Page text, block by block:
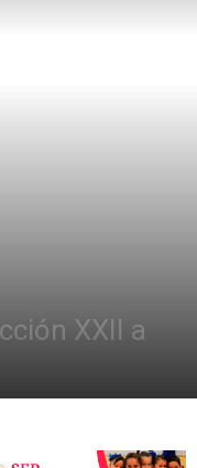
XXII a